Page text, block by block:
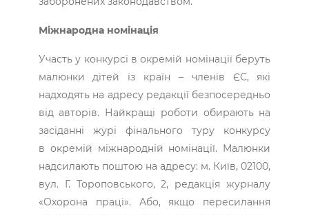
Міжнародна номінація
Участь у конкурсі в окремій номінації беруть
малюнки дітей із країн – членів ЄС, які
надходять на адресу редакції безпосередньо
від авторів. Найкращі роботи обирають на
засіданні журі фінального туру конкурсу
в окремій міжнародній номінації. Малюнки
надсилають поштою на адресу: м. Київ, 02100,
вул. Г. Тороповського, 2, редакція журналу
«Охорона праці». Або, якщо пересилання